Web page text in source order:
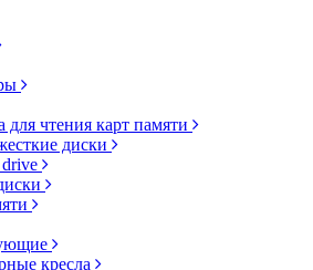
для чтения карт памяти
диски
кресла